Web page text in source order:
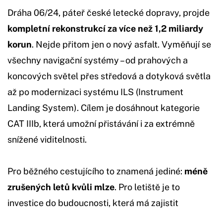
Dráha 06/24, páteř české letecké dopravy, projde
kompletní rekonstrukcí za více než 1,2 miliardy
korun. Nejde přitom jen o nový asfalt. Vyměňují se
všechny navigační systémy – od prahových a
koncových světel přes středová a dotyková světla
až po modernizaci systému ILS (Instrument
Landing System). Cílem je dosáhnout kategorie
CAT IIIb, která umožní přistávání i za extrémně
snížené viditelnosti.
Pro běžného cestujícího to znamená jediné: méně
zrušených letů kvůli mlze. Pro letiště je to
investice do budoucnosti, která má zajistit